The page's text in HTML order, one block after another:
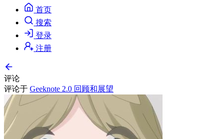
首页
搜索
登录
注册
评论
评论于 Geeknote 2.0 回顾和展望